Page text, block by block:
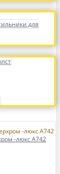
для
-люкс А742